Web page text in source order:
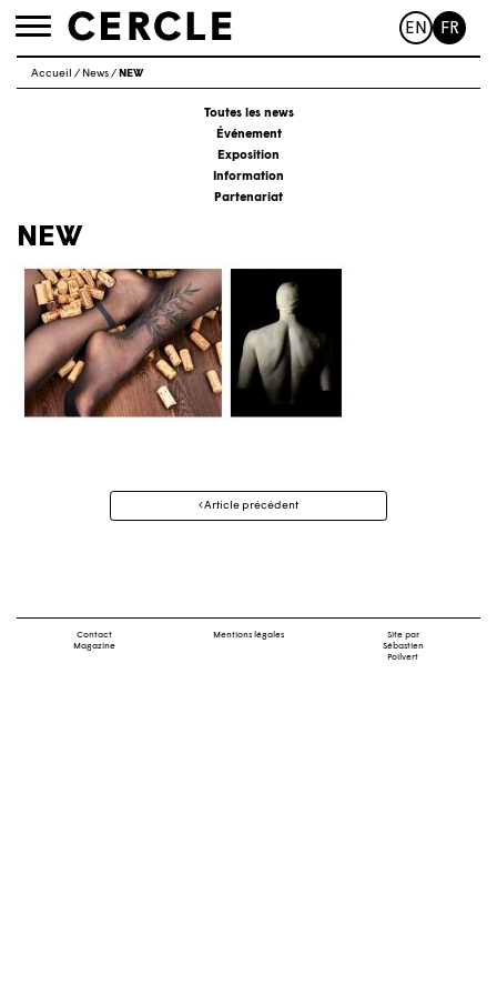
Toggle
EN FR
Accueil / News/ NEW
Toutes les news
Événement
Exposition
Information
Partenariat
NEW
Navigation
Article précédent
Contact
Magazine
Mentions légales
Site par
Sébastien
Poilvert